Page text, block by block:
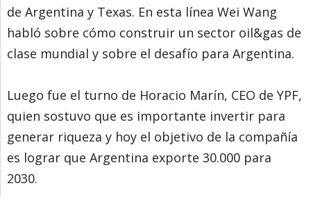
de Argentina y Texas. En esta línea Wei Wang
habló sobre cómo construir un sector oil&gas de
clase mundial y sobre el desafío para Argentina.
Luego fue el turno de Horacio Marín, CEO de YPF,
quien sostuvo que es importante invertir para
generar riqueza y hoy el objetivo de la compañía
es lograr que Argentina exporte 30.000 para
2030.